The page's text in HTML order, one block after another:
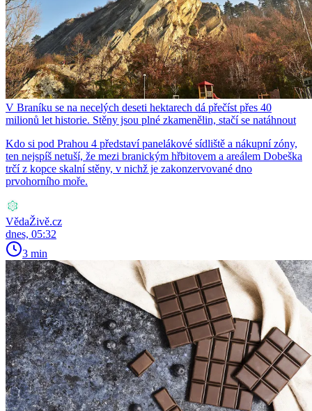
V Braníku se na necelých deseti hektarech dá přečíst přes 40
milionů let historie. Stěny jsou plné zkamenělin, stačí se natáhnout
Kdo si pod Prahou 4 představí panelákové sídliště a nákupní zóny,
ten nejspíš netuší, že mezi branickým hřbitovem a areálem Dobeška
trčí z kopce skalní stěny, v nichž je zakonzervované dno
prvohorního moře.
VědaŽivě.cz
dnes, 05:32
3 min